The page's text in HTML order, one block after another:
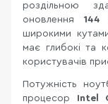
роздільною
оновлення 144
широкими
має глибокі та
користувачів
Потужність
процесор Intel